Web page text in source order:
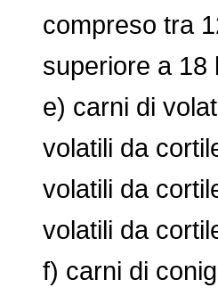
compreso tra
superiore a 18
e) carni di
volatili da
volatili da
volatili da
f) carni di